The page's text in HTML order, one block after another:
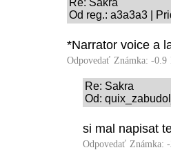
Od reg.: a3a3a3 |
*Narrator voice a
Odpovedať Známka: -0.9
Re: Sakra
Od:
si mal napisat
Odpovedať Známka: